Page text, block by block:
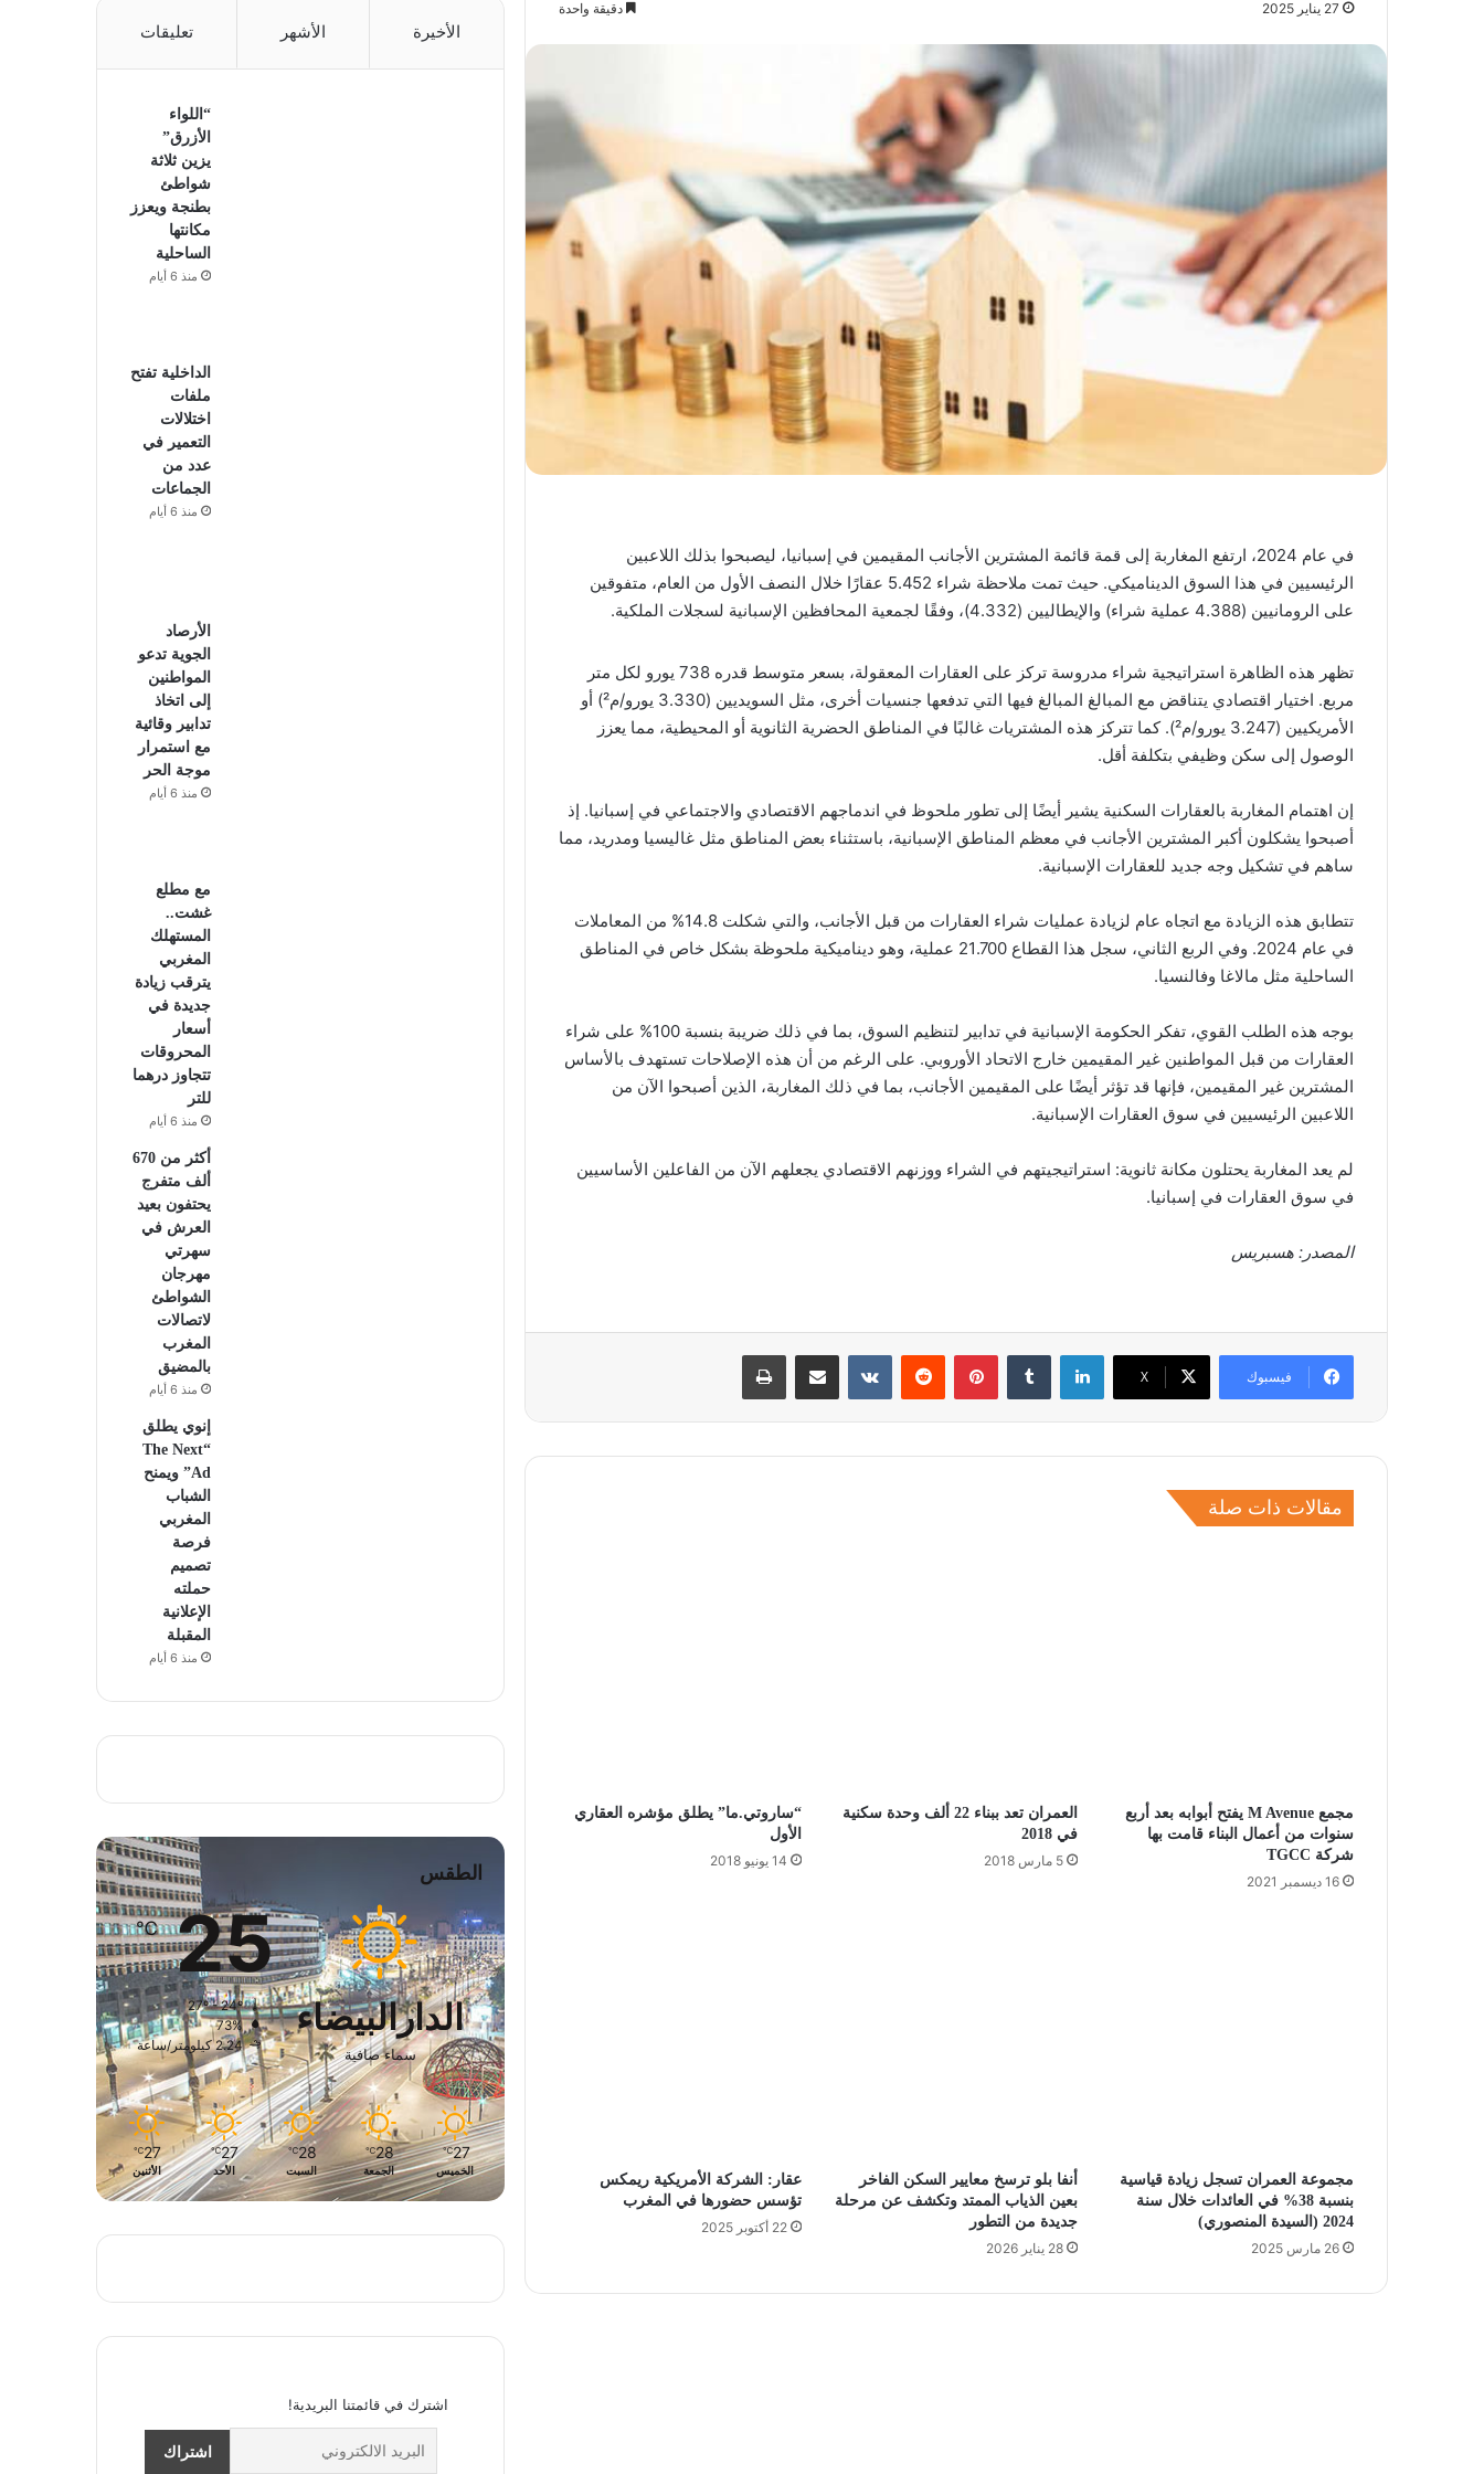
27 يناير 2025 دقيقة واحدة
في عام 2024، ارتفع المغاربة إلى قمة قائمة المشترين الأجانب المقيمين في إسبانيا، ليصبحوا بذلك اللاعبين
الرئيسيين في هذا السوق الديناميكي. حيث تمت ملاحظة شراء 5.452 عقارًا خلال النصف الأول من العام، متفوقين
على الرومانيين (4.388 عملية شراء) والإيطاليين (4.332)، وفقًا لجمعية المحافظين الإسبانية لسجلات الملكية.
تظهر هذه الظاهرة استراتيجية شراء مدروسة تركز على العقارات المعقولة، بسعر متوسط قدره 738 يورو لكل متر
مربع. اختيار اقتصادي يتناقض مع المبالغ المبالغ فيها التي تدفعها جنسيات أخرى، مثل السويديين (3.330 يورو/م²) أو
الأمريكيين (3.247 يورو/م²). كما تتركز هذه المشتريات غالبًا في المناطق الحضرية الثانوية أو المحيطية، مما يعزز
الوصول إلى سكن وظيفي بتكلفة أقل.
إن اهتمام المغاربة بالعقارات السكنية يشير أيضًا إلى تطور ملحوظ في اندماجهم الاقتصادي والاجتماعي في إسبانيا. إذ
أصبحوا يشكلون أكبر المشترين الأجانب في معظم المناطق الإسبانية، باستثناء بعض المناطق مثل غاليسيا ومدريد، مما
ساهم في تشكيل وجه جديد للعقارات الإسبانية.
تتطابق هذه الزيادة مع اتجاه عام لزيادة عمليات شراء العقارات من قبل الأجانب، والتي شكلت 14.8% من المعاملات
في عام 2024. وفي الربع الثاني، سجل هذا القطاع 21.700 عملية، وهو ديناميكية ملحوظة بشكل خاص في المناطق
الساحلية مثل مالاغا وفالنسيا.
بوجه هذه الطلب القوي، تفكر الحكومة الإسبانية في تدابير لتنظيم السوق، بما في ذلك ضريبة بنسبة 100% على شراء
العقارات من قبل المواطنين غير المقيمين خارج الاتحاد الأوروبي. على الرغم من أن هذه الإصلاحات تستهدف بالأساس
المشترين غير المقيمين، فإنها قد تؤثر أيضًا على المقيمين الأجانب، بما في ذلك المغاربة، الذين أصبحوا الآن من
اللاعبين الرئيسيين في سوق العقارات الإسبانية.
لم يعد المغاربة يحتلون مكانة ثانوية: استراتيجيتهم في الشراء ووزنهم الاقتصادي يجعلهم الآن من الفاعلين الأساسيين
في سوق العقارات في إسبانيا.
المصدر: هسبريس
فيسبوك ‫X
لينكدإن بينتيريست مشاركة عبر البريد طباعة
مقالات ذات صلة
مجمع M Avenue يفتح أبوابه بعد أربع
سنوات من أعمال البناء قامت بها
شركة TGCC
16 ديسمبر 2021
العمران تعد ببناء 22 ألف وحدة سكنية
في 2018
5 مارس 2018
“ساروتي.ما” يطلق مؤشره العقاري
الأول
14 يونيو 2018
مجموعة العمران تسجل زيادة قياسية
بنسبة 38% في العائدات خلال سنة
2024 (السيدة المنصوري)
26 مارس 2025
أنفا بلو ترسخ معايير السكن الفاخر
بعين الذياب الممتد وتكشف عن مرحلة
جديدة من التطور
28 يناير 2026
عقار: الشركة الأمريكية ريمكس
تؤسس حضورها في المغرب
22 أكتوبر 2025
الأخيرة الأشهر تعليقات
“اللواء
الأزرق”
يزين ثلاثة
شواطئ
بطنجة ويعزز
مكانتها
الساحلية
منذ 6 أيام
الداخلية تفتح
ملفات
اختلالات
التعمير في
عدد من
الجماعات
منذ 6 أيام
الأرصاد
الجوية تدعو
المواطنين
إلى اتخاذ
تدابير وقائية
مع استمرار
موجة الحر
منذ 6 أيام
مع مطلع
غشت..
المستهلك
المغربي
يترقب زيادة
جديدة في
أسعار
المحروقات
تتجاوز درهما
للتر
منذ 6 أيام
أكثر من 670
ألف متفرج
يحتفون بعيد
العرش في
سهرتي
مهرجان
الشواطئ
لاتصالات
المغرب
بالمضيق
منذ 6 أيام
إنوي يطلق
“The Next
Ad” ويمنح
الشباب
المغربي
فرصة
تصميم
حملته
الإعلانية
المقبلة
منذ 6 أيام
الطقس
الدارالبيضاء
سماء صافية
25
℃
27º - 24º
73%
2.24 كيلومتر/ساعة
27
℃
الخميس
28
℃
الجمعة
28
℃
السبت
27
℃
الأحد
27
℃
الأثنين
اشترك في قائمتنا البريدية!